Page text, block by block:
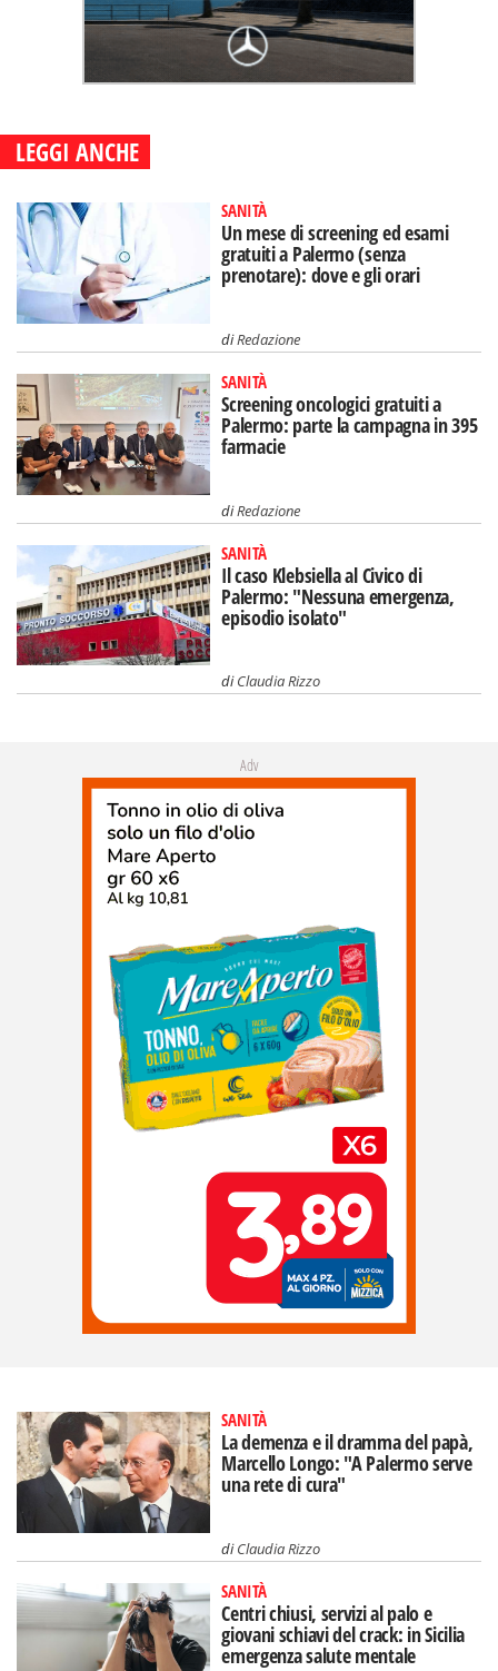
LEGGI ANCHE
SANITÀ
Un mese di screening ed esami
gratuiti a Palermo (senza
prenotare): dove e gli orari
diRedazione
SANITÀ
Screening oncologici gratuiti a
Palermo: parte la campagna in 395
farmacie
diRedazione
SANITÀ
Il caso Klebsiella al Civico di
Palermo: "Nessuna emergenza,
episodio isolato"
diClaudia Rizzo
Adv
SANITÀ
La demenza e il dramma del papà,
Marcello Longo: "A Palermo serve
una rete di cura"
diClaudia Rizzo
SANITÀ
Centri chiusi, servizi al palo e
giovani schiavi del crack: in Sicilia
emergenza salute mentale